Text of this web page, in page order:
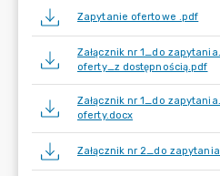
Zapytanie ofertowe .pdf
Załącznik nr 1_do
oferty_z dostępnością.pdf
Załącznik nr 1_do
oferty.docx
Załącznik nr 2_do